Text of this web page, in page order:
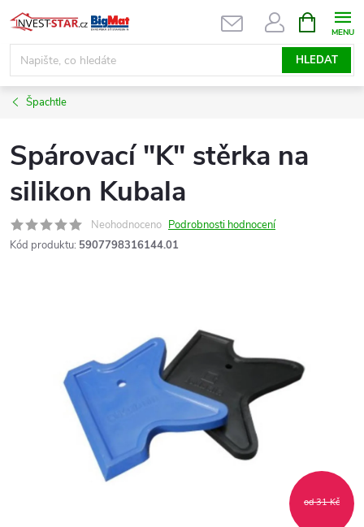
Přejít
na
obsah
HLEDAT
NÁKUPNÍ
KOŠÍK
Špachtle
Spárovací "K" stěrka na
silikon Kubala
Neohodnoceno Podrobnosti hodnocení
Kód produktu: 5907798316144.01
od 31 Kč